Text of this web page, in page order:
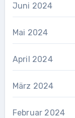
Juni 2024
Mai 2024
April 2024
März 2024
Februar 2024